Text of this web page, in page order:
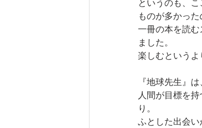
というのも、
ものが多かった
一冊の本を読
ました。
楽しむというよ
『地球先生』
人間が目標を
り。
ふとした出会